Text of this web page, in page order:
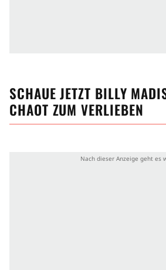
SCHAUE JETZT BILLY
CHAOT ZUM VERLIEBEN